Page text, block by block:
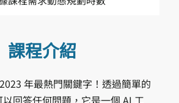
課程介紹
年最熱門關鍵字！透過簡單的